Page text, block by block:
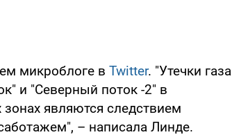
микроблоге в Twitter. "Утечки газа
и "Северный поток -2" в
являются следствием
– написала Линде.